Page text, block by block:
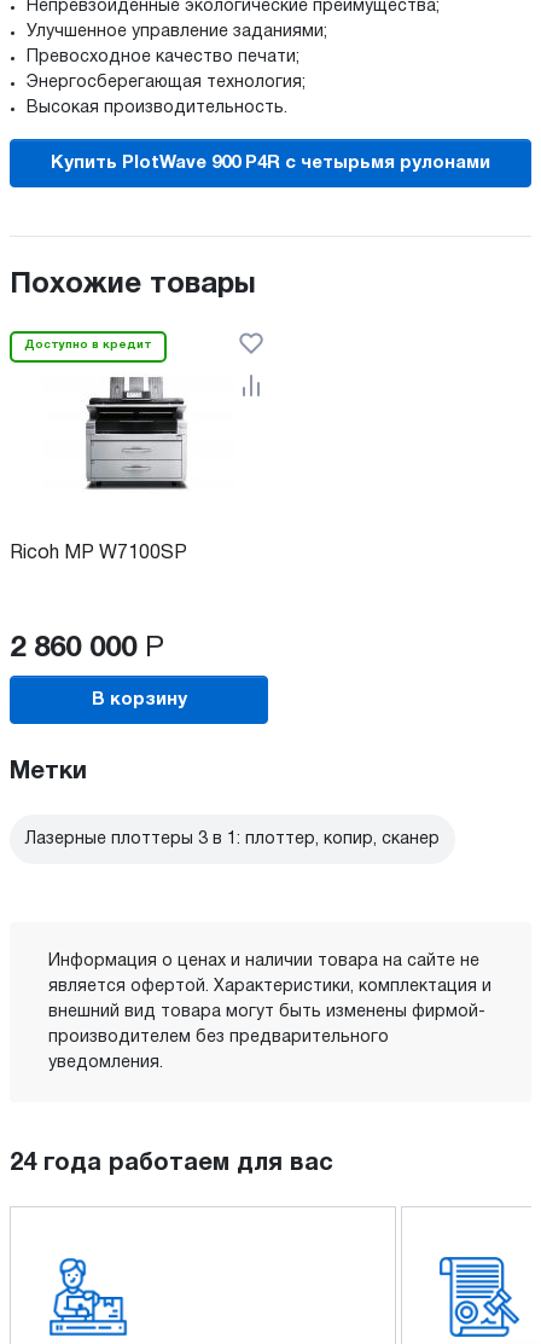
Непревзойдённые экологические преимущества;
Улучшенное управление заданиями;
Превосходное качество печати;
Энергосберегающая технология;
Высокая производительность.
Купить PlotWave 900 P4R с четырьмя рулонами
Похожие товары
Доступно в кредит
Ricoh MP W7100SP
2 860 000 Р
В корзину
Метки
Лазерные плоттеры 3 в 1: плоттер, копир, сканер
Информация о ценах и наличии товара на сайте не
является офертой. Характеристики, комплектация и
внешний вид товара могут быть изменены фирмой-
производителем без предварительного
уведомления.
24 года работаем для вас